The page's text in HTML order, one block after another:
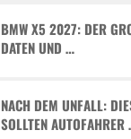
BMW X5 2027: DER
ATEN UND …
NACH DEM UNFALL:
SOLLTEN